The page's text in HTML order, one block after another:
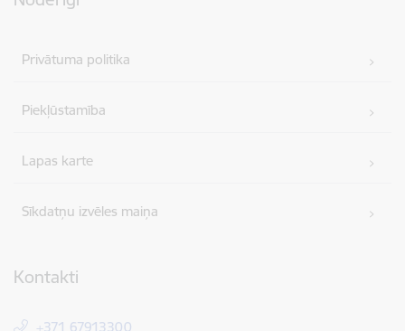
Privātuma politika
Piekļūstamība
Lapas karte
Sīkdatņu izvēles maiņa
Kontakti
+371 67913300